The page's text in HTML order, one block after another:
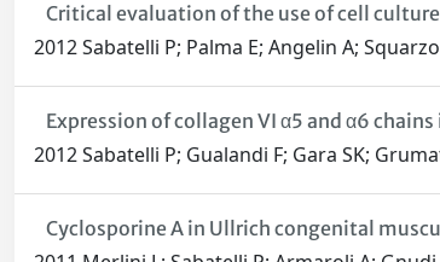
Critical evaluation of the use of cell
2012 Sabatelli P; Palma E; Angelin A;
Expression of collagen VI α5 and α6
2012 Sabatelli P; Gualandi F; Gara SK;
Cyclosporine A in Ullrich congenital